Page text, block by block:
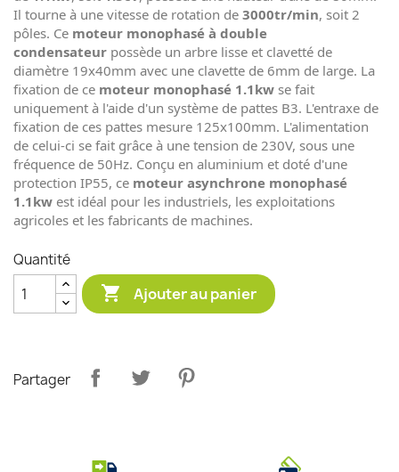
Il tourne à une vitesse de rotation de 3000tr/min, soit 2
pôles. Ce moteur monophasé à double
condensateur possède un arbre lisse et clavetté de
diamètre 19x40mm avec une clavette de 6mm de large. La
fixation de ce moteur monophasé 1.1kw se fait
uniquement à l'aide d'un système de pattes B3. L'entraxe de
fixation de ces pattes mesure 125x100mm. L'alimentation
de celui-ci se fait grâce à une tension de 230V, sous une
fréquence de 50Hz. Conçu en aluminium et doté d'une
protection IP55, ce moteur asynchrone monophasé
1.1kw est idéal pour les industriels, les exploitations
agricoles et les fabricants de machines.
Quantité
 Ajouter au panier
Partager